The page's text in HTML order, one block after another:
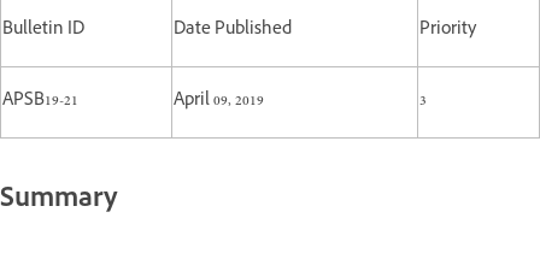
Bulletin ID Date Published Priority
APSB19-21 April 09, 2019 3
Summary